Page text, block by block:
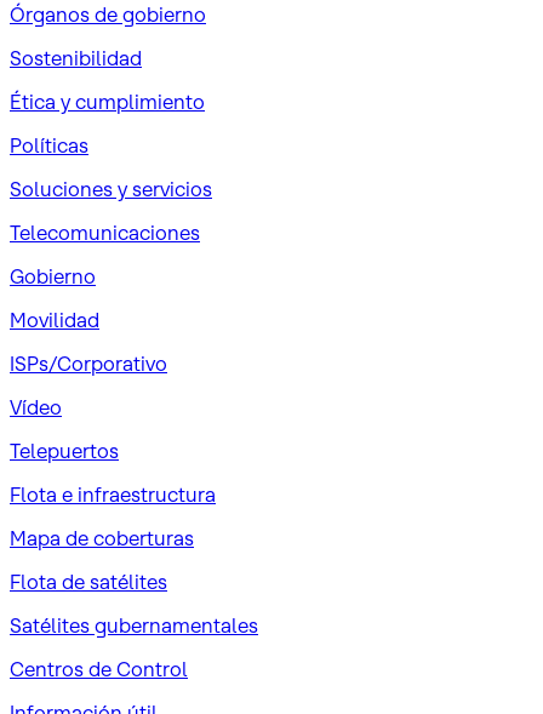
Órganos de gobierno
Sostenibilidad
Ética y cumplimiento
Políticas
Soluciones y servicios
Telecomunicaciones
Gobierno
Movilidad
ISPs/Corporativo
Vídeo
Telepuertos
Flota e infraestructura
Mapa de coberturas
Flota de satélites
Satélites gubernamentales
Centros de Control